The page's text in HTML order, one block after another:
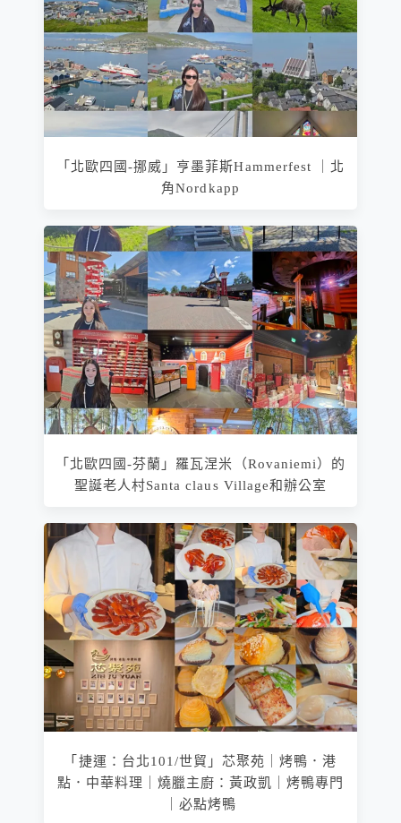
「北歐四國-挪威」亨墨菲斯Hammerfest ｜北
角Nordkapp
「北歐四國-芬蘭」羅瓦涅米（Rovaniemi）的
聖誕老人村Santa claus Village和辦公室
「捷運：台北101/世貿」芯聚苑｜烤鴨．港
點．中華料理｜燒臘主廚：黃政凱｜烤鴨專門
｜必點烤鴨